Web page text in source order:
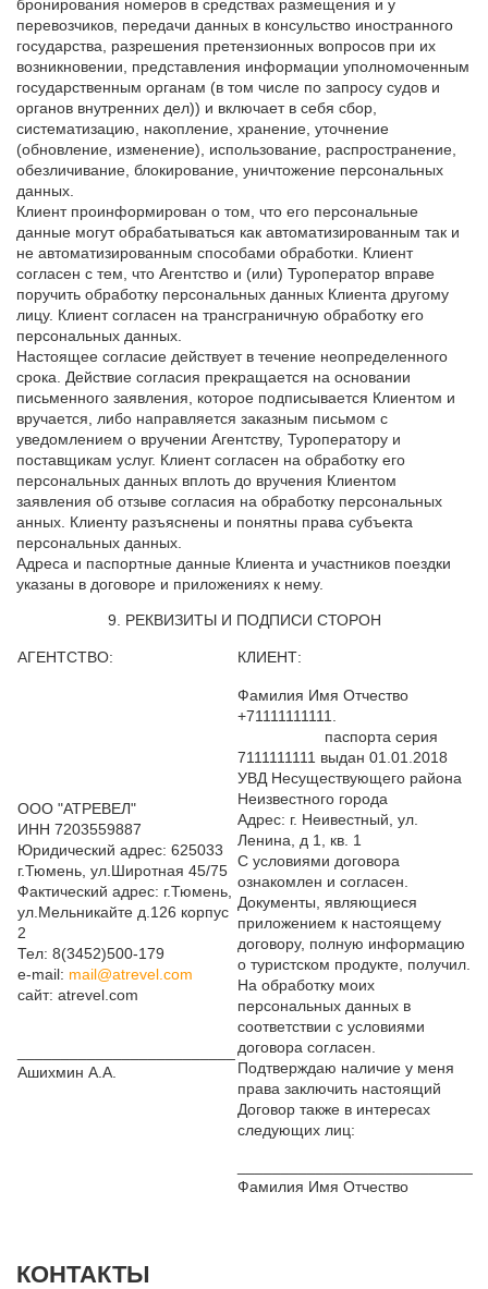
бронирования номеров в средствах размещения и у
перевозчиков, передачи данных в консульство иностранного
государства, разрешения претензионных вопросов при их
возникновении, представления информации уполномоченным
государственным органам (в том числе по запросу судов и
органов внутренних дел)) и включает в себя сбор,
систематизацию, накопление, хранение, уточнение
(обновление, изменение), использование, распространение,
обезличивание, блокирование, уничтожение персональных
данных.
Клиент проинформирован о том, что его персональные
данные могут обрабатываться как автоматизированным так и
не автоматизированным способами обработки. Клиент
согласен с тем, что Агентство и (или) Туроператор вправе
поручить обработку персональных данных Клиента другому
лицу. Клиент согласен на трансграничную обработку его
персональных данных.
Настоящее согласие действует в течение неопределенного
срока. Действие согласия прекращается на основании
письменного заявления, которое подписывается Клиентом и
вручается, либо направляется заказным письмом с
уведомлением о вручении Агентству, Туроператору и
поставщикам услуг. Клиент согласен на обработку его
персональных данных вплоть до вручения Клиентом
заявления об отзыве согласия на обработку персональных
анных. Клиенту разъяснены и понятны права субъекта
персональных данных.
Адреса и паспортные данные Клиента и участников поездки
указаны в договоре и приложениях к нему.
9. РЕКВИЗИТЫ И ПОДПИСИ СТОРОН
АГЕНТСТВО: КЛИЕНТ:
ООО "АТРЕВЕЛ"
ИНН 7203559887
Юридический адрес: 625033
г.Тюмень, ул.Широтная 45/75
Фактический адрес: г.Тюмень,
ул.Мельникайте д.126 корпус
2
Тел: 8(3452)500-179
e-mail: mail@atrevel.com
сайт: atrevel.com
Ашихмин А.А.
Фамилия Имя Отчество
+71111111111.
паспорта серия
7111111111 выдан 01.01.2018
УВД Несуществующего района
Неизвестного города
Адрес: г. Неивестный, ул.
Ленина, д 1, кв. 1
С условиями договора
ознакомлен и согласен.
Документы, являющиеся
приложением к настоящему
договору, полную информацию
о туристском продукте, получил.
На обработку моих
персональных данных в
соответствии с условиями
договора согласен.
Подтверждаю наличие у меня
права заключить настоящий
Договор также в интересах
следующих лиц:
Фамилия Имя Отчество
КОНТАКТЫ